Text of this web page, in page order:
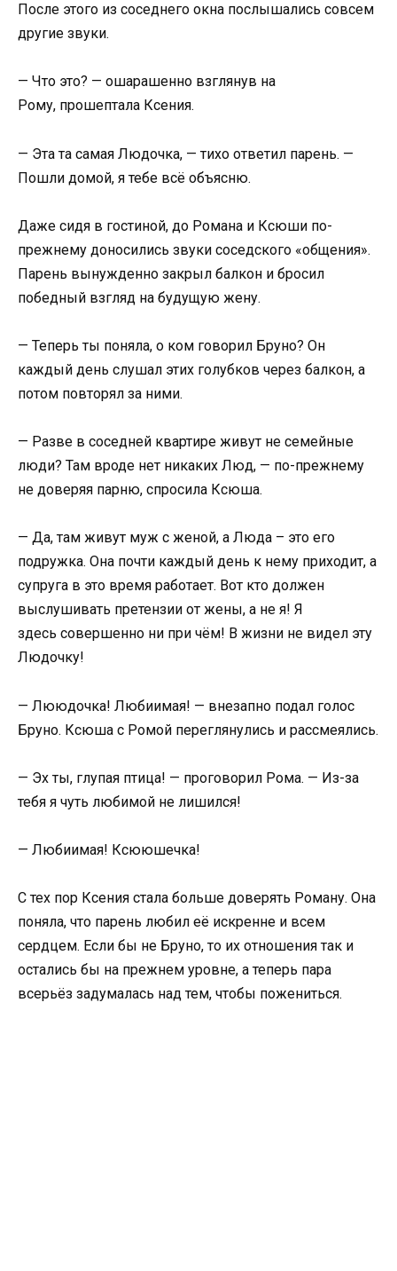
После этого из соседнего окна послышались совсем
другие звуки.
— Что это? — ошарашенно взглянув на
Рому, прошептала Ксения.
— Эта та самая Людочка, — тихо ответил парень. —
Пошли домой, я тебе всё объясню.
Даже сидя в гостиной, до Романа и Ксюши по-
прежнему доносились звуки соседского «общения».
Парень вынужденно закрыл балкон и бросил
победный взгляд на будущую жену.
— Теперь ты поняла, о ком говорил Бруно? Он
каждый день слушал этих голубков через балкон, а
потом повторял за ними.
— Разве в соседней квартире живут не семейные
люди? Там вроде нет никаких Люд, — по-прежнему
не доверяя парню, спросила Ксюша.
— Да, там живут муж с женой, а Люда – это его
подружка. Она почти каждый день к нему приходит, а
супруга в это время работает. Вот кто должен
выслушивать претензии от жены, а не я! Я
здесь совершенно ни при чём! В жизни не видел эту
Людочку!
— Лююдочка! Любиимая! — внезапно подал голос
Бруно. Ксюша с Ромой переглянулись и рассмеялись.
— Эх ты, глупая птица! — проговорил Рома. — Из-за
тебя я чуть любимой не лишился!
— Любиимая! Ксююшечка!
С тех пор Ксения стала больше доверять Роману. Она
поняла, что парень любил её искренне и всем
сердцем. Если бы не Бруно, то их отношения так и
остались бы на прежнем уровне, а теперь пара
всерьёз задумалась над тем, чтобы пожениться.